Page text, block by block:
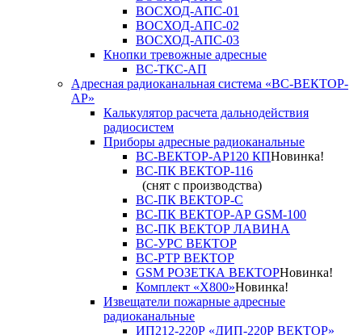
ВОСХОД-АПС-01
ВОСХОД-АПС-02
ВОСХОД-АПС-03
Кнопки тревожные адресные
ВС-ТКС-АП
Адресная радиоканальная система «ВС-ВЕКТОР-
АР»
Калькулятор расчета дальнодействия
радиосистем
Приборы адресные радиоканальные
ВС-ВЕКТОР-АР120 КПНовинка!
ВС-ПК ВЕКТОР-116
(снят с производства)
ВС-ПК ВЕКТОР-С
ВС-ПК ВЕКТОР-АР GSM-100
ВС-ПК ВЕКТОР ЛАВИНА
ВС-УРС ВЕКТОР
ВС-РТР ВЕКТОР
GSM РОЗЕТКА ВЕКТОРНовинка!
Комплект «X800»Новинка!
Извещатели пожарные адресные
радиоканальные
ИП212-220Р «ДИП-220Р ВЕКТОР»